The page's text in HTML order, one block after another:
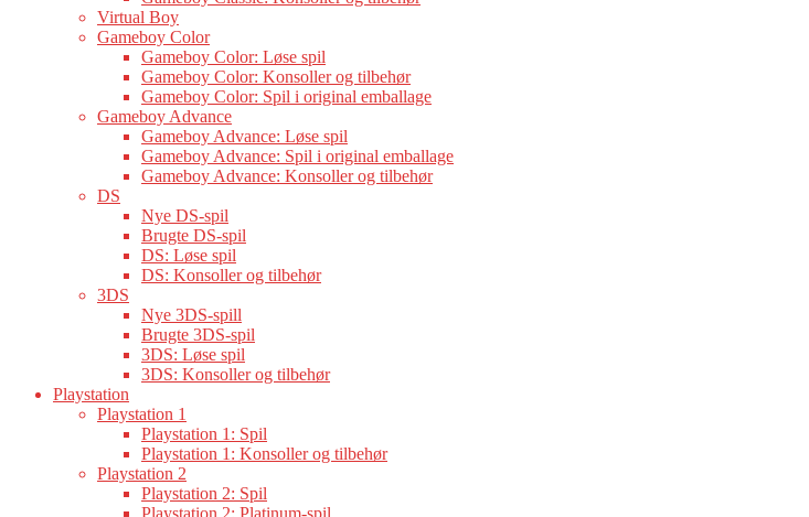
Virtual Boy
Gameboy Color
Gameboy Color: Løse spil
Gameboy Color: Konsoller og tilbehør
Gameboy Color: Spil i original emballage
Gameboy Advance
Gameboy Advance: Løse spil
Gameboy Advance: Spil i original emballage
Gameboy Advance: Konsoller og tilbehør
DS
Nye DS-spil
Brugte DS-spil
DS: Løse spil
DS: Konsoller og tilbehør
3DS
Nye 3DS-spill
Brugte 3DS-spil
3DS: Løse spil
3DS: Konsoller og tilbehør
Playstation
Playstation 1
Playstation 1: Spil
Playstation 1: Konsoller og tilbehør
Playstation 2
Playstation 2: Spil